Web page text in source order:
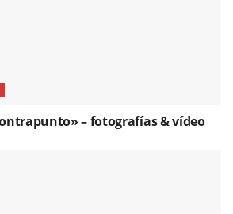
– fotografías & vídeo